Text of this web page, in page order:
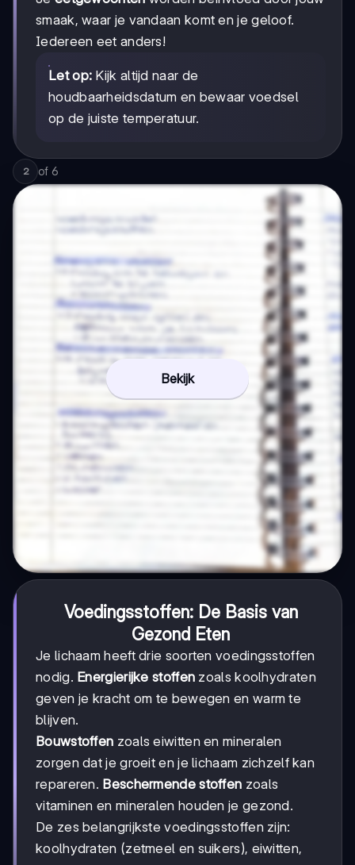
smaak, waar je vandaan komt en je geloof.
Iedereen eet anders!
Let op: Kijk altijd naar de
houdbaarheidsdatum en bewaar voedsel
op de juiste temperatuur.
2 of 6
Bekijk
Voedingsstoffen: De Basis van
Gezond Eten
Je lichaam heeft drie soorten voedingsstoffen
nodig. Energierijke stoffen zoals koolhydraten
geven je kracht om te bewegen en warm te
blijven.
Bouwstoffen zoals eiwitten en mineralen
zorgen dat je groeit en je lichaam zichzelf kan
repareren. Beschermende stoffen zoals
vitaminen en mineralen houden je gezond.
De zes belangrijkste voedingsstoffen zijn:
koolhydraten (zetmeel en suikers), eiwitten,